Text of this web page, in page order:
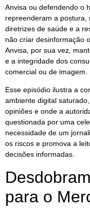
Anvisa ou defendendo o
repreenderam a
diretrizes de saúde e a
não criar desinformação
Anvisa, por sua vez,
e a integridade dos
comercial ou de imagem.
Esse episódio ilustra a
ambiente digital
opiniões e onde a
questionada por uma
necessidade de um
os riscos e promova a
decisões informadas.
para o